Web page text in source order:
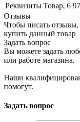
Реквизиты Товар, 6
Отзывы
Чтобы писать
купить данный товар
Задать вопрос
Вы можете задать
или работе магазина.
Наши
помогут.
Задать вопрос